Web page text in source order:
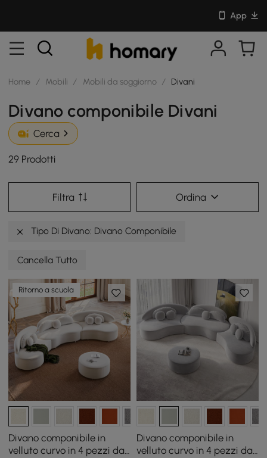
App
Home / Mobili / Mobili da soggiorno / Divani
Divano componibile Divani
Cerca
29 Prodotti
Filtra Ordina
Tipo Di Divano: Divano Componibile
Cancella Tutto
Ritorno a scuola
Divano componibile in
velluto curvo in 4 pezzi da
Divano componibile in
velluto curvo in 4 pezzi da